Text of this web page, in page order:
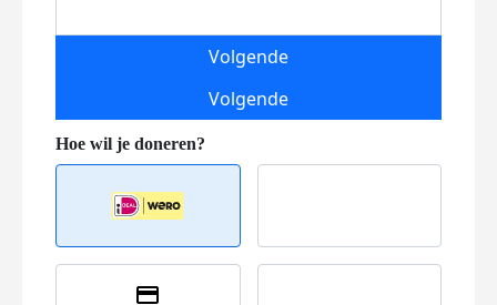
Volgende
Volgende